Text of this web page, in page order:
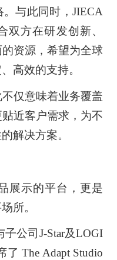
与此同时，JIECA
双方在研发创新、
资源，希望为全球
高效的支持。
仅意味着业务覆盖
近客户需求，为不
解决方案。
展示的平台，更是
所。
公司J-Star及LOGI
The Adapt Studio